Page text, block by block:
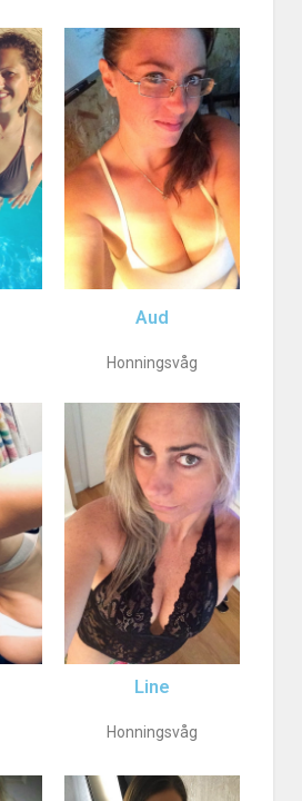
Aud
Honningsvåg
Line
Honningsvåg